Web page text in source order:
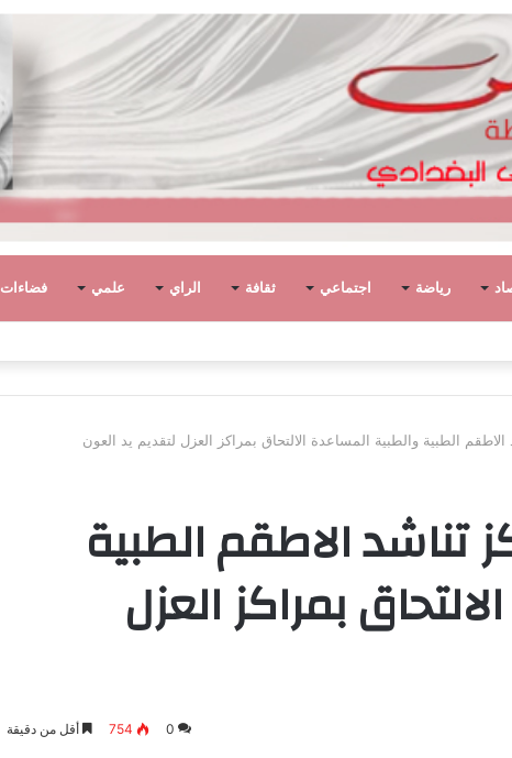
رياضة اجتماعي ثقافة الراي علمي فضاءات
الطبية والطبية المساعدة الالتحاق بمراكز العزل لتقديم يد العون
تناشد الاطقم الطبية
بمراكز العزل
0
754 أقل من دقيقة